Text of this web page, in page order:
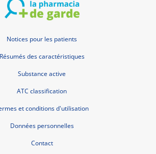
Notices pour les patients
Résumés des caractéristiques
Substance active
ATC classification
et conditions d'utilisation
Données personnelles
Contact